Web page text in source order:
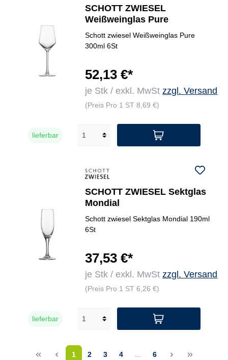
SCHOTT ZWIESEL
Weißweinglas Pure
Schott zwiesel Weißweinglas Pure
300ml 6St
52,13 €*
je Stk / exkl. MwStzzgl. Versand
(Preis Pro 1 ST 8,69 €)
lieferbar
SCHOTT ZWIESEL Sektglas
Mondial
Schott zwiesel Sektglas Mondial 190ml
6St
37,53 €*
je Stk / exkl. MwStzzgl. Versand
(Preis Pro 1 ST 6,26 €)
lieferbar
<< < 1 2 3 4 ... 6 > >>